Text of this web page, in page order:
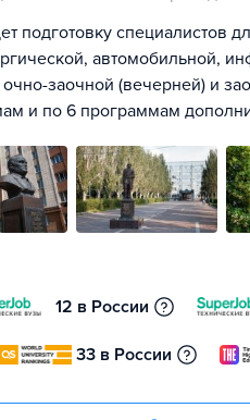
подготовку специалистов
автомобильной,
заочной (вечерней) и
и по 6 программам
12 в России
33 в России